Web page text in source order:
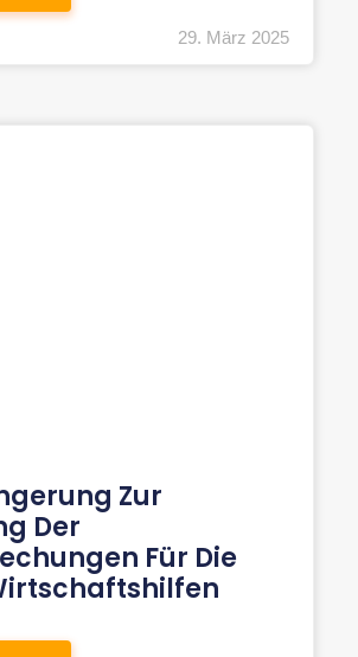
29. März 2025
Zur
Der
Für Die